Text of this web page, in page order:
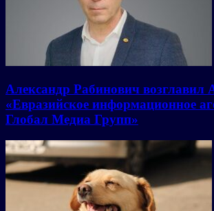
Александр Рабинович возглавил
«Евразийское информационное
Глобал Медиа Групп»